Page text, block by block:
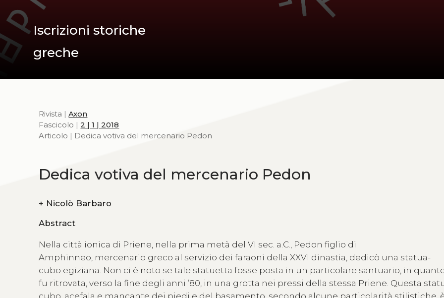
Iscrizioni storiche
greche
Rivista |Axon
Fascicolo | 2 | 1 | 2018
Articolo | Dedica votiva del mercenario Pedon
Dedica votiva del mercenario Pedon
+ Nicolò Barbaro
Abstract
Nella città ionica di Priene, nella prima metà del VI sec. a.C., Pedon figlio di
Amphinneo, mercenario greco al servizio dei faraoni della XXVI dinastia, dedicò una statua-
cubo egiziana. Non ci è noto se tale statuetta fosse posta in un particolare santuario, in
fu ritrovata, verso la fine degli anni ’80, in una grotta nei pressi della stessa Priene. Questa
cubo, acefala e mancante dei piedi e del basamento, secondo alcune particolarità stilistiche,